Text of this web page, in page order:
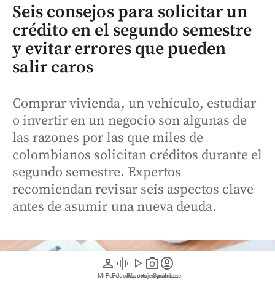
person
Mi Perfil
graphic_eq
Pódcast
play_arrow
Videos
photo_camera
Reportajes gráficos
account_circle
Suscríbete
Seis consejos para solicitar un
crédito en el segundo semestre
y evitar errores que pueden
salir caros
Comprar vivienda, un vehículo, estudiar
o invertir en un negocio son algunas de
las razones por las que miles de
colombianos solicitan créditos durante el
segundo semestre. Expertos
recomiendan revisar seis aspectos clave
antes de asumir una nueva deuda.